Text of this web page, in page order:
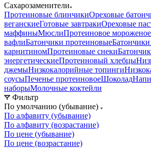
Сахарозаменители
Протеиновые блинчикиОреховые
веганскиеГотовые завтракиОреховые
маффиныМюслиПротеиновое мороженое
вафлиБатончики протеиновые
карнитиномПротеиновые снеки
энергетическиеПротеиновый хлебцы
джемыНизкокалорийные топинги
соусыПеченье протеиновоеШоколад
наборыМолочные коктейли
Фильтр
По умолчанию (убывание)
По алфавиту (убывание)
По алфавиту (возрастание)
По цене (убывание)
По цене (возрастание)